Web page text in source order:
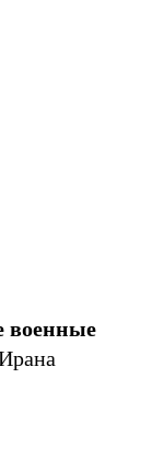
военные